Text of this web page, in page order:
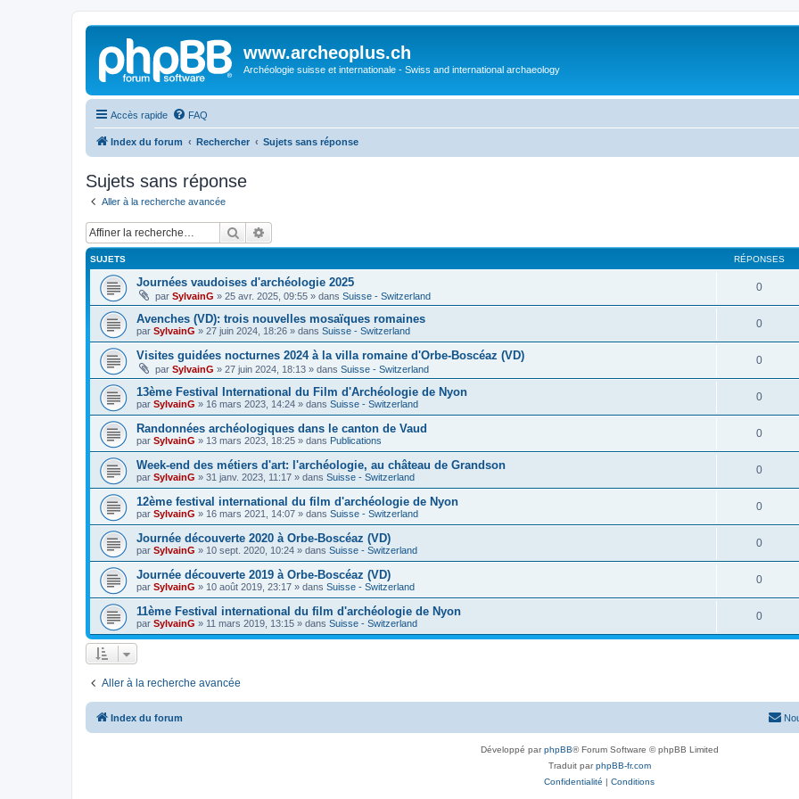
www.archeoplus.ch
Archéologie suisse et internationale - Swiss and international archaeology
Accès rapide FAQ
Index du forum Rechercher Sujets sans réponse
Sujets sans réponse
Aller à la recherche avancée
Rechercher
SUJETS RÉPONSES
Journées vaudoises d'archéologie 2025
par SylvainG » 25 avr. 2025, 09:55 » dans Suisse - Switzerland
0
Avenches (VD): trois nouvelles mosaïques romaines
par SylvainG » 27 juin 2024, 18:26 » dans Suisse - Switzerland
0
Visites guidées nocturnes 2024 à la villa romaine d'Orbe-Boscéaz (VD)
par SylvainG » 27 juin 2024, 18:13 » dans Suisse - Switzerland
0
13ème Festival International du Film d'Archéologie de Nyon
par SylvainG » 16 mars 2023, 14:24 » dans Suisse - Switzerland
0
Randonnées archéologiques dans le canton de Vaud
par SylvainG » 13 mars 2023, 18:25 » dans Publications
0
Week-end des métiers d'art: l'archéologie, au château de Grandson
par SylvainG » 31 janv. 2023, 11:17 » dans Suisse - Switzerland
0
12ème festival international du film d'archéologie de Nyon
par SylvainG » 16 mars 2021, 14:07 » dans Suisse - Switzerland
0
Journée découverte 2020 à Orbe-Boscéaz (VD)
par SylvainG » 10 sept. 2020, 10:24 » dans Suisse - Switzerland
0
Journée découverte 2019 à Orbe-Boscéaz (VD)
par SylvainG » 10 août 2019, 23:17 » dans Suisse - Switzerland
0
11ème Festival international du film d'archéologie de Nyon
par SylvainG » 11 mars 2019, 13:15 » dans Suisse - Switzerland
0
Aller à la recherche avancée
Index du forum
Développé parphpBB® Forum Software © phpBB Limited
Traduit parphpBB-fr.com
Confidentialité | Conditions